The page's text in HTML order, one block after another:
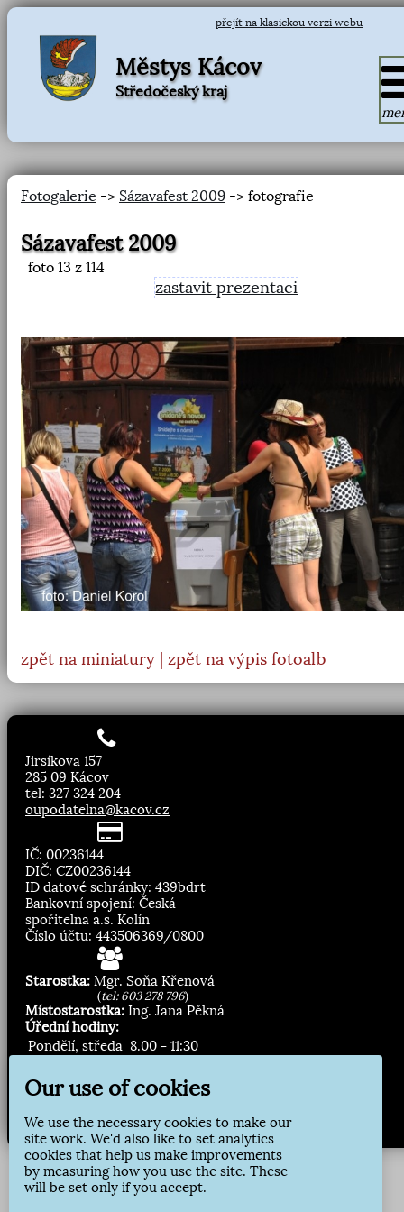
přejít na klasickou verzi webu
Městys Kácov
Středočeský kraj
Fotogalerie -> Sázavafest 2009 -> fotografie
Sázavafest 2009
foto 13 z 114
zastavit prezentaci
zpět na miniatury zpět na výpis fotoalb
Jirsíkova 157
285 09 Kácov
tel: 327 324 204
oupodatelna@kacov.cz
IČ: 00236144
DIČ: CZ00236144
ID datové schránky: 439bdrt
Bankovní spojení: Česká
spořitelna a.s. Kolín
Číslo účtu: 443506369/0800
Starostka: Mgr. Soňa Křenová
(tel: 603 278 796)
Místostarostka: Ing. Jana Pěkná
Úřední hodiny:
Pondělí, středa 8.00 - 11:30
Zasílání novinek:
Přihlásit odběr
Our use of cookies
We use the necessary cookies to make our
site work. We'd also like to set analytics
cookies that help us make improvements
by measuring how you use the site. These
will be set only if you accept.